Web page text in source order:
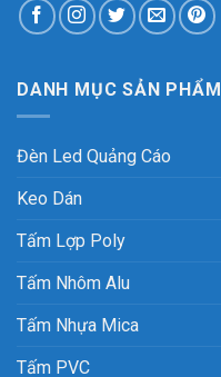
DANH MỤC SẢN PHẨM
Đèn Led Quảng Cáo
Keo Dán
Tấm Lợp Poly
Tấm Nhôm Alu
Tấm Nhựa Mica
Tấm PVC